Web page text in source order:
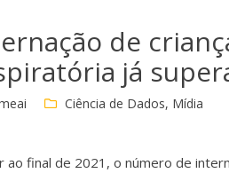
de
já
Ciência de Dados, Mídia
final de 2021, o número de